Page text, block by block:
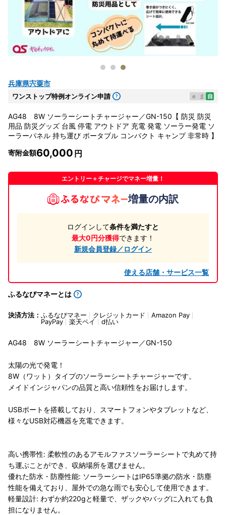
兵庫県宍粟市
ワンストップ特例オンライン申請 e ま 自
AG48 8W ソーラーシートチャージャー／GN-150【 防災 防災
用品 防災グッズ 台風 停電 アウトドア 充電 発電 ソーラー発電 ソ
ーラーパネル 持ち運び ポータブル コンパクト キャンプ 非常時 】
寄附金額60,000
エントリー＋チャージでマネー増量！
増量の内訳
ログインして条件を満たすと
最大0円分獲得できます！
新規会員登録／ログイン
使える店舗・サービス一覧
ふるなびマネーとは
決済方法： ふるなびマネー クレジットカード
Amazon Pay
PayPay
楽天ペイ d払い
AG48 8W ソーラーシートチャージャー／GN-150
太陽の光で発電！
8W（ワット）タイプのソーラーシートチャージャーです。
メイドインジャパンの品質と高い信頼性をお届けします。
USBポートを搭載しており、スマートフォンやタブレットなど、
様々なUSB対応機器を充電できます。
高い携帯性: 柔軟性のあるアモルファスソーラーシートで丸めて持
ち運ぶことができ、収納場所を選びません。
優れた防水・防塵性能: ソーラーシートはIP65準拠の防水・防塵
性能を備えており、屋外での急な雨でも安心して使用できます。
軽量設計: わずか約220gと軽量で、ザックやバッグに入れても負
担になりません。